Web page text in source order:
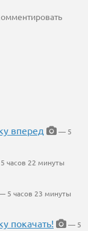
вперед
— 5
часов 22 минуты
5 часов 23 минуты
покачать!
— 5